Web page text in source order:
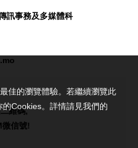
訊事務及多媒體科
維碼,
微信號!
佳的瀏覽體驗。若繼續瀏覽此
Cookies。詳情請見我們的